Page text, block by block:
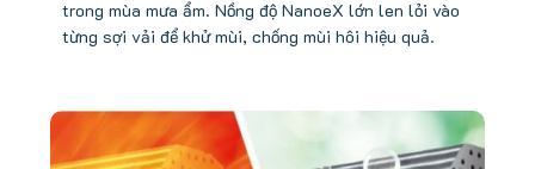
trong mùa mưa ẩm. Nồng độ NanoeX lớn len lỏi vào
từng sợi vải để khử mùi, chống mùi hôi hiệu quả.